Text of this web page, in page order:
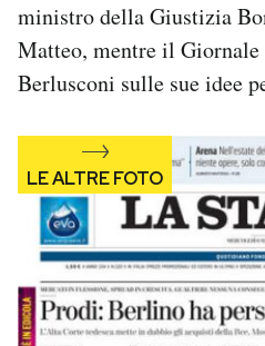
Hai bisogno di aiuto?
Esci
ministro della Giustizia
Matteo, mentre il
Berlusconi sulle sue idee